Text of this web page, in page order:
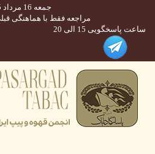
جمعه 16 مرداد 1405
مراجعه فقط با هماهنگی قبلی ۰۹۳۵۲۲۰۰۰۷۷
پاسخگویی 15 الی 20